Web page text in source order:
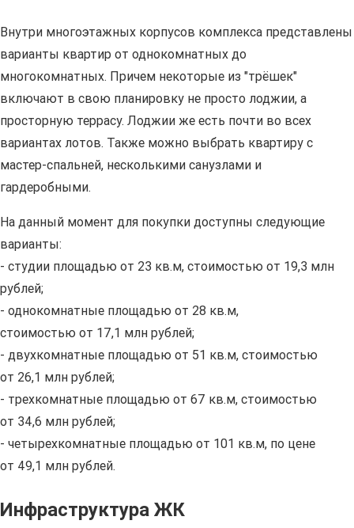
Внутри многоэтажных корпусов комплекса представлены
варианты квартир от однокомнатных до
многокомнатных. Причем некоторые из "трёшек"
включают в свою планировку не просто лоджии, а
просторную террасу. Лоджии же есть почти во всех
вариантах лотов. Также можно выбрать квартиру с
мастер-спальней, несколькими санузлами и
гардеробными.
На данный момент для покупки доступны следующие
варианты:
- студии площадью от 23 кв.м, стоимостью от 19,3 млн
рублей;
- однокомнатные площадью от 28 кв.м,
стоимостью от 17,1 млн рублей;
- двухкомнатные площадью от 51 кв.м, стоимостью
от 26,1 млн рублей;
- трехкомнатные площадью от 67 кв.м, стоимостью
от 34,6 млн рублей;
- четырехкомнатные площадью от 101 кв.м, по цене
от 49,1 млн рублей.
Инфраструктура ЖК